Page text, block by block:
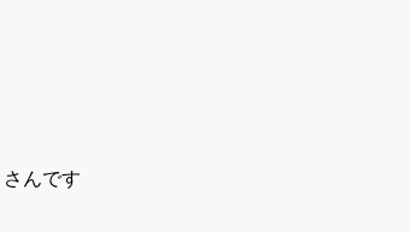
んです